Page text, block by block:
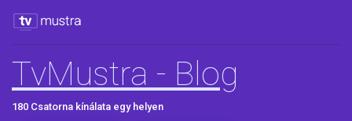
TvMustra - Blog
180 Csatorna kínálata egy helyen